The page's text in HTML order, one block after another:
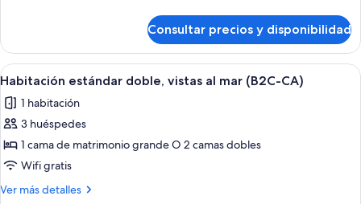
mar
(C)
doble,
habitaciones
comunicadas,
al
mar
Consultar precios y disponibilidad
Abrir
todas
las
fotos
de
Habitación
estándar
Habitación de hotel con cama,
2
Habitación estándar doble, vistas al mar (B2C-CA)
1 habitación
3 huéspedes
1 cama de matrimonio grande O 2 camas dobles
Wifi gratis
Ver más detalles
Más